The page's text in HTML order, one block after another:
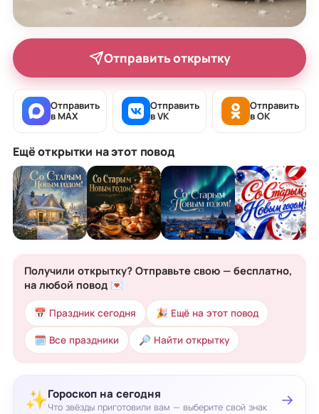
Отправить открытку
Отправить
в MAX
Отправить
в VK
Отправить
в OK
Ещё открытки на этот повод
Получили открытку? Отправьте свою — бесплатно,
на любой повод 💌
📅 Праздник сегодня 🎉 Ещё на этот повод
🗓 Все праздники 🔎 Найти открытку
✨Гороскоп на сегодня
Что звёзды приготовили вам — выберите свой знак →